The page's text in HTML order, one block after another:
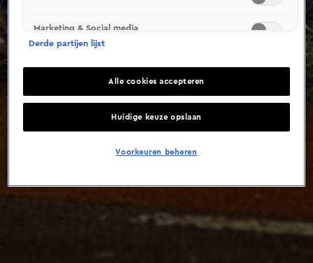
Marketing & Social media
Derde partijen lijst
Alle cookies accepteren
Huidige keuze opslaan
Voorkeuren beheren